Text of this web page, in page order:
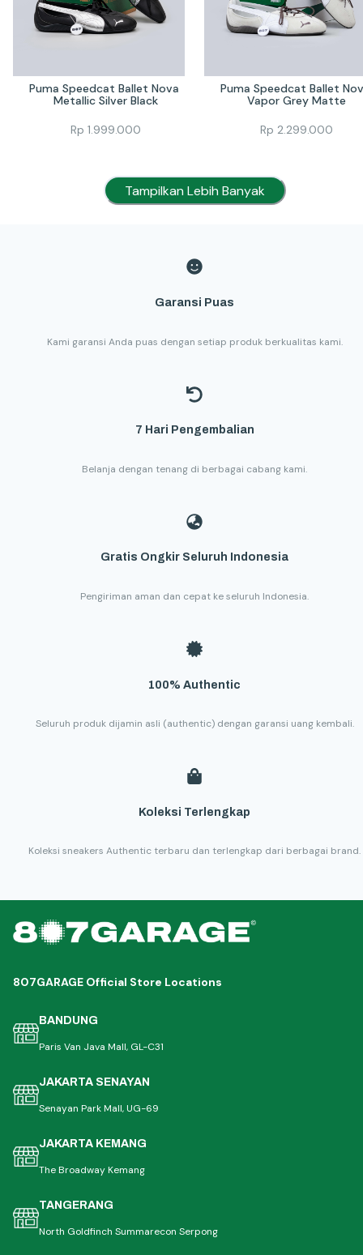
Puma Speedcat Ballet Nova
Metallic Silver Black
Rp 1.999.000
Puma Speedcat Ballet
Vapor Grey Matte
Rp 2.299.000
Tampilkan Lebih Banyak
Garansi Puas
Kami garansi Anda puas dengan setiap produk berkualitas kami.
7 Hari Pengembalian
Belanja dengan tenang di berbagai cabang kami.
Gratis Ongkir Seluruh Indonesia
Pengiriman aman dan cepat ke seluruh Indonesia.
100% Authentic
Seluruh produk dijamin asli (authentic) dengan garansi uang kembali.
Koleksi Terlengkap
Koleksi sneakers Authentic terbaru dan terlengkap dari berbagai brand.
807GARAGE Official Store Locations
BANDUNG
Paris Van Java Mall, GL-C31
JAKARTA SENAYAN
Senayan Park Mall, UG-69
JAKARTA KEMANG
The Broadway Kemang
TANGERANG
North Goldfinch Summarecon Serpong